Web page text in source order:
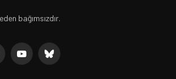
bağımsızdır.
YouTubeBluesky